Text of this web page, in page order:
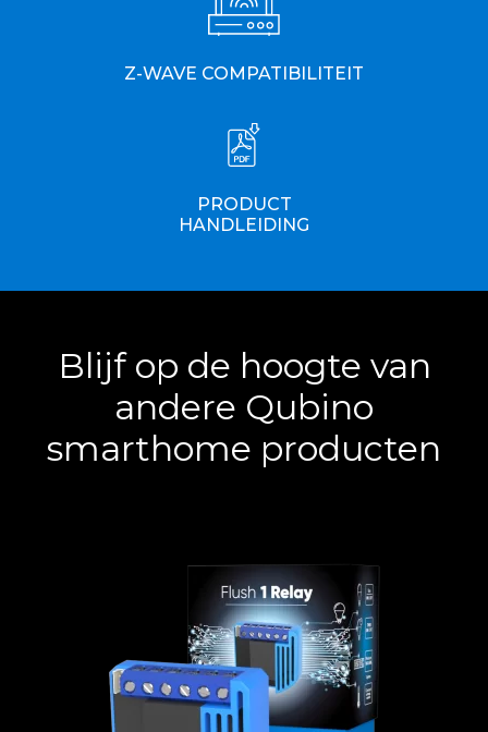
Z-WAVE COMPATIBILITEIT
PRODUCT
HANDLEIDING
Blijf op de hoogte van
andere Qubino
smarthome producten